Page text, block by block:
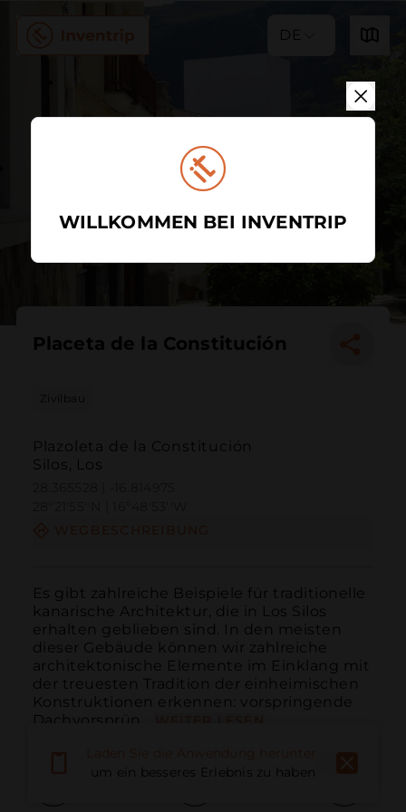
DE
Placeta de la Constitución
Zivilbau
Plazoleta de la Constitución
Silos, Los
Es gibt zahlreiche Beispiele für traditionelle
kanarische Architektur, die in Los Silos
erhalten geblieben sind. In den meisten
dieser Gebäude können wir zahlreiche
architektonische Elemente im Einklang mit
der treuesten Tradition der einheimischen
Konstruktionen erkennen: vorspringende
Dachvorsprün...
um ein besseres Erlebnis zu haben
WILLKOMMEN BEI INVENTRIP